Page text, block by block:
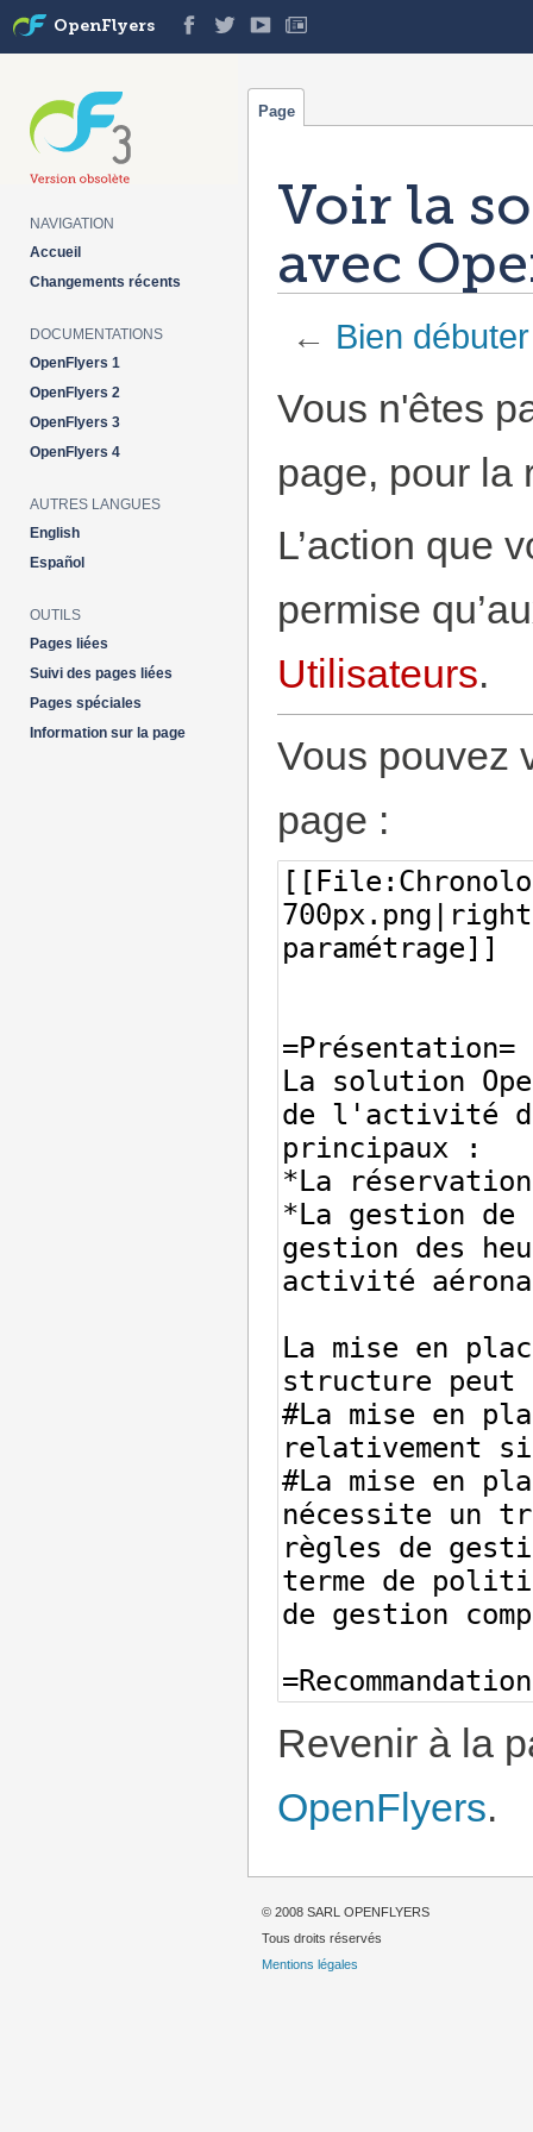
Voir la
avec
← Bien
Vous n'êtes
page, pour la
L’action que
permise
Utilisateurs.
Vous pouvez
page :
Revenir à la
OpenFlyers.
Page
OpenFlyers
NAVIGATION
Accueil
Changements récents
DOCUMENTATIONS
OpenFlyers 1
OpenFlyers 2
OpenFlyers 3
OpenFlyers 4
AUTRES LANGUES
English
Español
OUTILS
Pages liées
Suivi des pages liées
Pages spéciales
Information sur la page
© 2008 SARL OPENFLYERS
Tous droits réservés
Mentions légales